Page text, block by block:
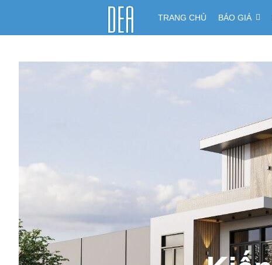
TRANG CHỦ BÁO GIÁ